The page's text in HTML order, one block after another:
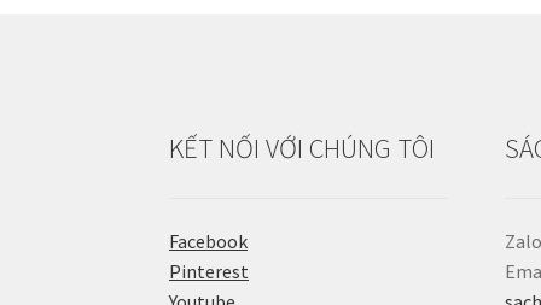
KẾT NỐI VỚI CHÚNG TÔI
Facebook
Pinterest